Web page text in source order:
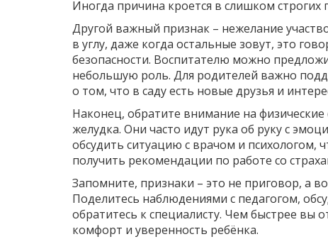
Иногда причина кроется в слишком строгих
Другой важный признак – нежелание
в углу, даже когда остальные зовут, это
безопасности. Воспитателю можно
небольшую роль. Для родителей важно
о том, что в саду есть новые друзья и
Наконец, обратите внимание на
желудка. Они часто идут рука об руку с
обсудить ситуацию с врачом и
получить рекомендации по работе со
Запомните, признаки – это не приговор, а
Поделитесь наблюдениями с педагогом,
обратитесь к специалисту. Чем быстрее вы
комфорт и уверенность ребёнка.